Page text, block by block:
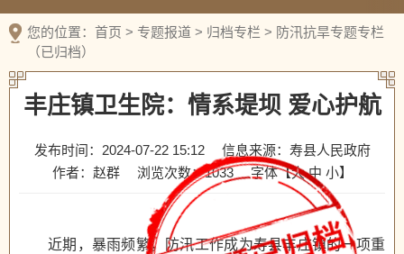
新媒体
您的位置： 首页 > 专题报道 > 归档专栏 > 防汛抗旱专题专栏
（已归档）
丰庄镇卫生院：情系堤坝 爱心护航
发布时间：2024-07-22 15:12
信息来源：寿县人民政府
作者：赵群
浏览次数：1033 字体【大 中 小】
近期，暴雨频繁，防汛工作成为寿县丰庄镇的一项重